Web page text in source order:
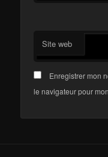
Site web
Enregistrer mon
le navigateur pour